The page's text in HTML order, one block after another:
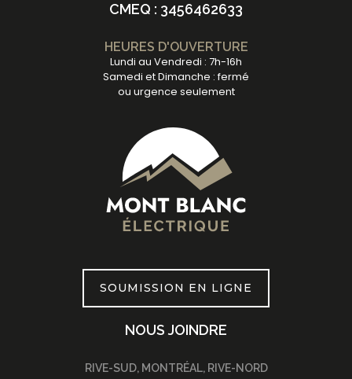
CMEQ : 3456462633
HEURES D'OUVERTURE
Lundi au Vendredi : 7h-16h
Samedi et Dimanche : fermé
ou urgence seulement
SOUMISSION EN LIGNE
NOUS JOINDRE
RIVE-SUD, MONTRÉAL, RIVE-NORD